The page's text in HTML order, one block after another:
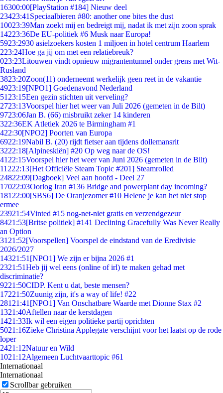
16300:00[PlayStation #184] Nieuw deel
23423:41 Speciaalbieren #80: another one bites the dust
10023:39Man zoekt mij en bedreigt mij, nadat ik met zijn zoon sprak
14223:36De EU-politiek #6 Musk naar Europa!
5923:2930 asielzoekers kosten 1 miljoen in hotel centrum Haarlem
223:24Hoe ga jij om met een relatiebreuk?
023:23Litouwen vindt opnieuw migrantentunnel onder grens met Wit-
Rusland
3823:20Zoon(11) onderneemt werkelijk geen reet in de vakantie
4923:19[NPO1] Goedenavond Nederland
51 23:15Een gezin stichten uit verveling?
2723:13Voorspel hier het weer van Juli 2026 (gemeten in de Bilt)
9723:06Jan B. (66) misbruikt zeker 14 kinderen
322:36EK Atletiek 2026 te Birmingham #1
422:30[NPO2] Poorten van Europa
6922:19Nabil B. (20) rijdt fietser aan tijdens dollemansrit
3222:18[Alpineskiën] #20 Op weg naar de OS!
41 22:15Voorspel hier het weer van Juni 2026 (gemeten in de Bilt)
11222:13[Het Officiële Steam Topic #201] Steamrolled
24822:09[Dagboek] Veel aan hoofd - Deel 27
17022:03Oorlog Iran #136 Bridge and powerplant day incoming?
181 22:00[SBS6] De Oranjezomer #10 Helene je kan het niet stop
ermee
23921:54Vinted #15 nog-net-niet gratis en verzendgezeur
8421:53[Britse politiek] #141 Declining Gracefully Was Never Really
an Option
31 21:52[Voorspellen] Voorspel de eindstand van de Eredivisie
2026/2027
14321:51 [NPO1] We zijn er bijna 2026 #1
2321:51Heb jij wel eens (online of irl) te maken gehad met
discriminatie?
9221:50CIDP. Kent u dat, beste mensen?
17221:50Zuunig zijn, it's a way of life! #22
281 21:41 [NPO1] Van Onschatbare Waarde met Dionne Stax #2
1321:40Aftellen naar de kerstdagen
1421:33Ik wil een eigen politieke partij oprichten
5021:16Zieke Christina Applegate verschijnt voor het laatst op de rode
loper
2421:12Natuur en Wild
1021:12Algemeen Luchtvaarttopic #61
Internationaal
Internationaal
Scrollbar gebruiken